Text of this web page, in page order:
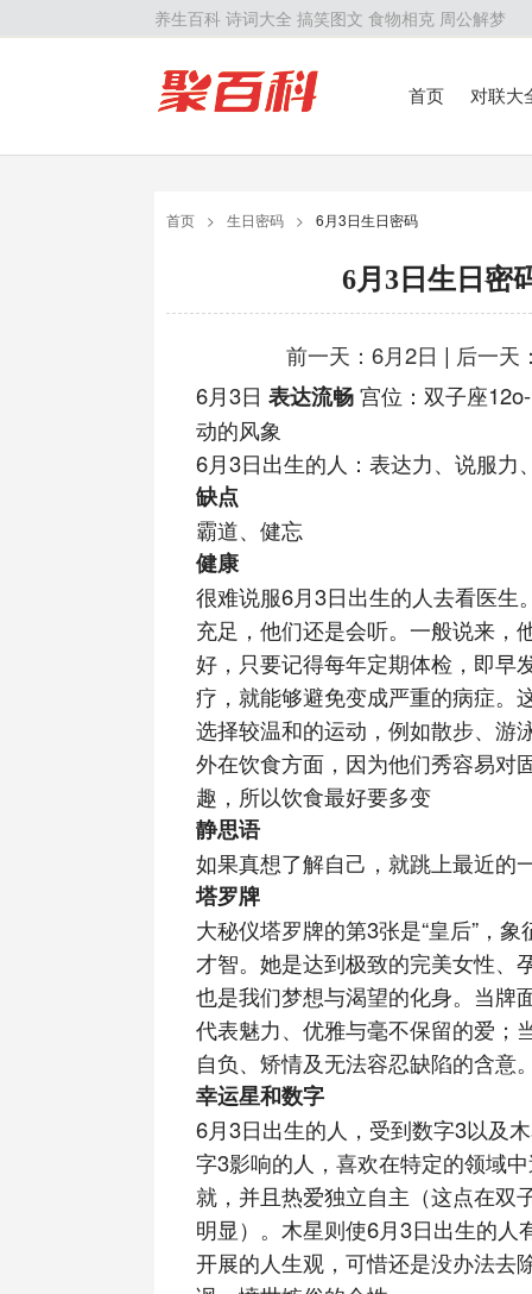
养生百科 诗词大全 搞笑图文 食物相克 周公解梦
首页
对联大
首页 > 生日密码 > 6月3日生日密码
6月3日生日密
前一天：6月2日 | 后一天
6月3日 表达流畅宫位：双子座
动的风象
6月3日出生的人：表达力、说服力
缺点
霸道、健忘
健康
很难说服6月3日出生的人去看医生
充足，他们还是会听。一般说来，
好，只要记得每年定期体检，即早
疗，就能够避免变成严重的病症。
选择较温和的运动，例如散步、游
外在饮食方面，因为他们秀容易对
趣，所以饮食最好要多变
静思语
如果真想了解自己，就跳上最近的
塔罗牌
大秘仪塔罗牌的第3张是“皇后”，
才智。她是达到极致的完美女性、
也是我们梦想与渴望的化身。当牌
代表魅力、优雅与毫不保留的爱；
自负、矫情及无法容忍缺陷的含意
幸运星和数字
6月3日出生的人，受到数字3以及
字3影响的人，喜欢在特定的领域
就，并且热爱独立自主（这点在双
明显）。木星则使6月3日出生的人
开展的人生观，可惜还是没办法去